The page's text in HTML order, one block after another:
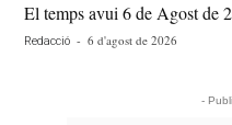
El temps avui 6 de Agost de
Redacció - 6 d'agost de 2026
-